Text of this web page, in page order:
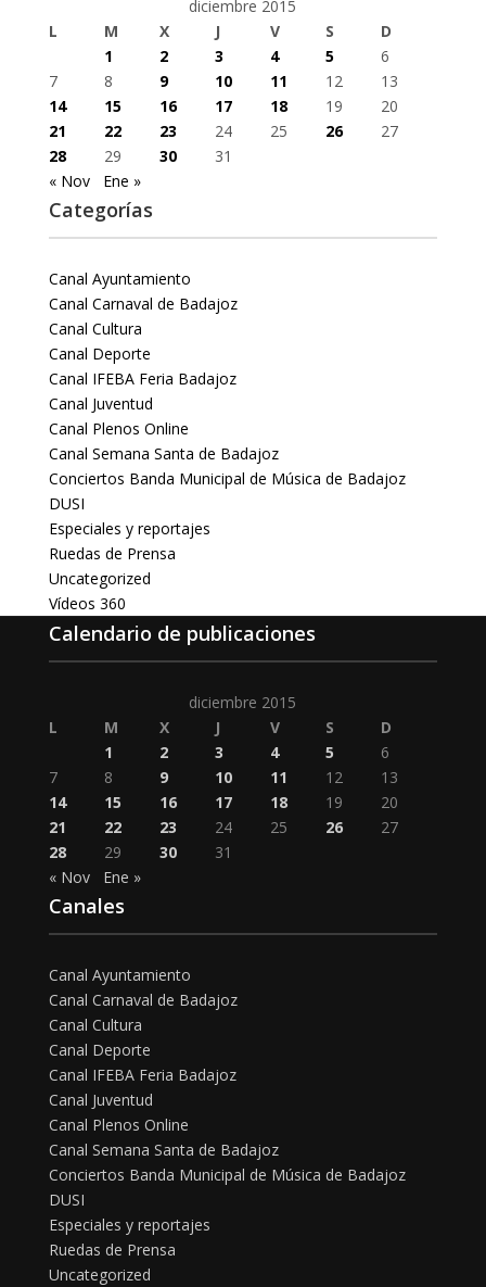
diciembre 2015
L
M X J V S
D
1
2 3 4 5
6
7
8 9 10 11 12
13
14
15 16 17 18 19
20
21
22 23 24 25 26
27
28
29 30
31
« Nov
Ene »
Categorías
Canal Ayuntamiento
Canal Carnaval de Badajoz
Canal Cultura
Canal Deporte
Canal IFEBA Feria Badajoz
Canal Juventud
Canal Plenos Online
Canal Semana Santa de Badajoz
Conciertos Banda Municipal de Música de Badajoz
DUSI
Especiales y reportajes
Ruedas de Prensa
Uncategorized
Vídeos 360
Calendario de publicaciones
diciembre 2015
L
M X J V S
D
1
2 3 4 5
6
7
8 9 10 11 12
13
14
15 16 17 18 19
20
21
22 23 24 25 26
27
28
29 30
31
« Nov
Ene »
Canales
Canal Ayuntamiento
Canal Carnaval de Badajoz
Canal Cultura
Canal Deporte
Canal IFEBA Feria Badajoz
Canal Juventud
Canal Plenos Online
Canal Semana Santa de Badajoz
Conciertos Banda Municipal de Música de Badajoz
DUSI
Especiales y reportajes
Ruedas de Prensa
Uncategorized